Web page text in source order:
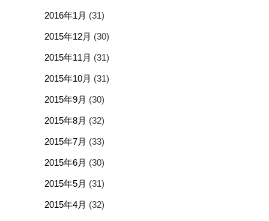
2016年1月 (31)
2015年12月 (30)
2015年11月 (31)
2015年10月 (31)
2015年9月 (30)
2015年8月 (32)
2015年7月 (33)
2015年6月 (30)
2015年5月 (31)
2015年4月 (32)